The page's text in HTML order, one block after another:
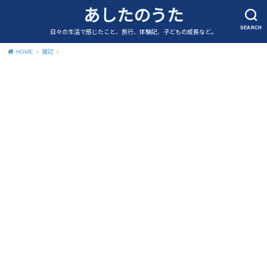
SEARCH
あしたのうた
日々の生活で感じたこと、旅行、体験記、子どもの成長など。
HOME 雑記